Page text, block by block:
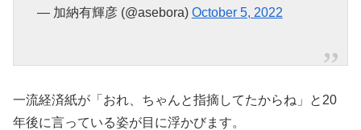
— 加納有輝彦 (@asebora) October 5, 2022
一流経済紙が「おれ、ちゃんと指摘してたからね」と20
年後に言っている姿が目に浮かびます。